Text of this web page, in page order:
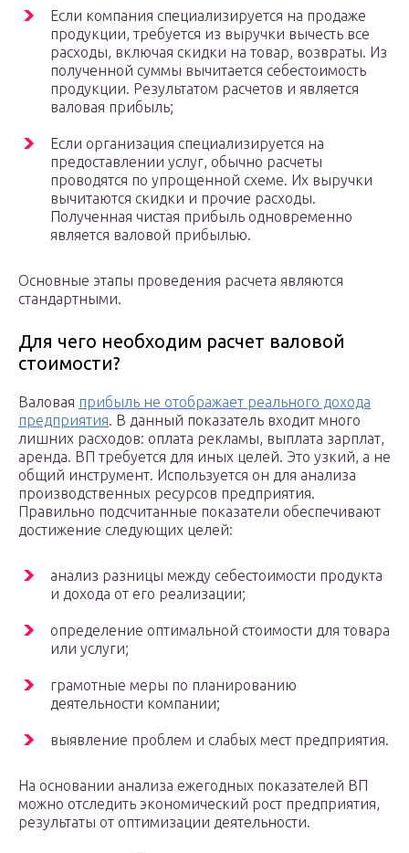
Если компания специализируется на продаже
продукции, требуется из выручки вычесть все
расходы, включая скидки на товар, возвраты. Из
полученной суммы вычитается себестоимость
продукции. Результатом расчетов и является
валовая прибыль;
Если организация специализируется на
предоставлении услуг, обычно расчеты
проводятся по упрощенной схеме. Их выручки
вычитаются скидки и прочие расходы.
Полученная чистая прибыль одновременно
является валовой прибылью.
Основные этапы проведения расчета являются
стандартными.
Для чего необходим расчет валовой
стоимости?
Валовая прибыль не отображает реального дохода
предприятия. В данный показатель входит много
лишних расходов: оплата рекламы, выплата зарплат,
аренда. ВП требуется для иных целей. Это узкий, а не
общий инструмент. Используется он для анализа
производственных ресурсов предприятия.
Правильно подсчитанные показатели обеспечивают
достижение следующих целей:
анализ разницы между себестоимости продукта
и дохода от его реализации;
определение оптимальной стоимости для товара
или услуги;
грамотные меры по планированию
деятельности компании;
выявление проблем и слабых мест предприятия.
На основании анализа ежегодных показателей ВП
можно отследить экономический рост предприятия,
результаты от оптимизации деятельности.